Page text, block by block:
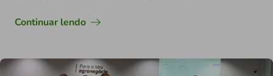
Continuar lendo